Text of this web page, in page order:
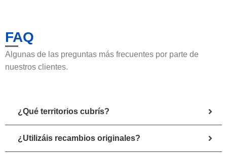
FAQ
Algunas de las preguntas más frecuentes por parte de
nuestros clientes.
¿Qué territorios cubrís?
¿Utilizáis recambios originales?